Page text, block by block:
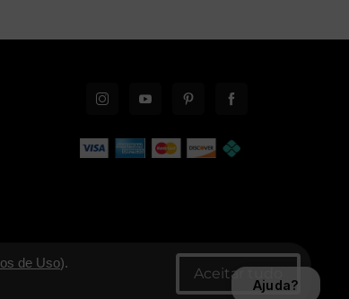
CNPJ: 06.346.545/0001-30 - New Era Brasil Ltda
de Uso).
Ajuda?